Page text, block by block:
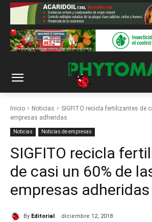
Inicio Noticias
SIGFITO recicla fertilizantes de
empresas adheridas
Noticias Noticias de empresas
SIGFITO recicla
de casi un 60% de
empresas adheridas
By Editorial diciembre 12, 2018